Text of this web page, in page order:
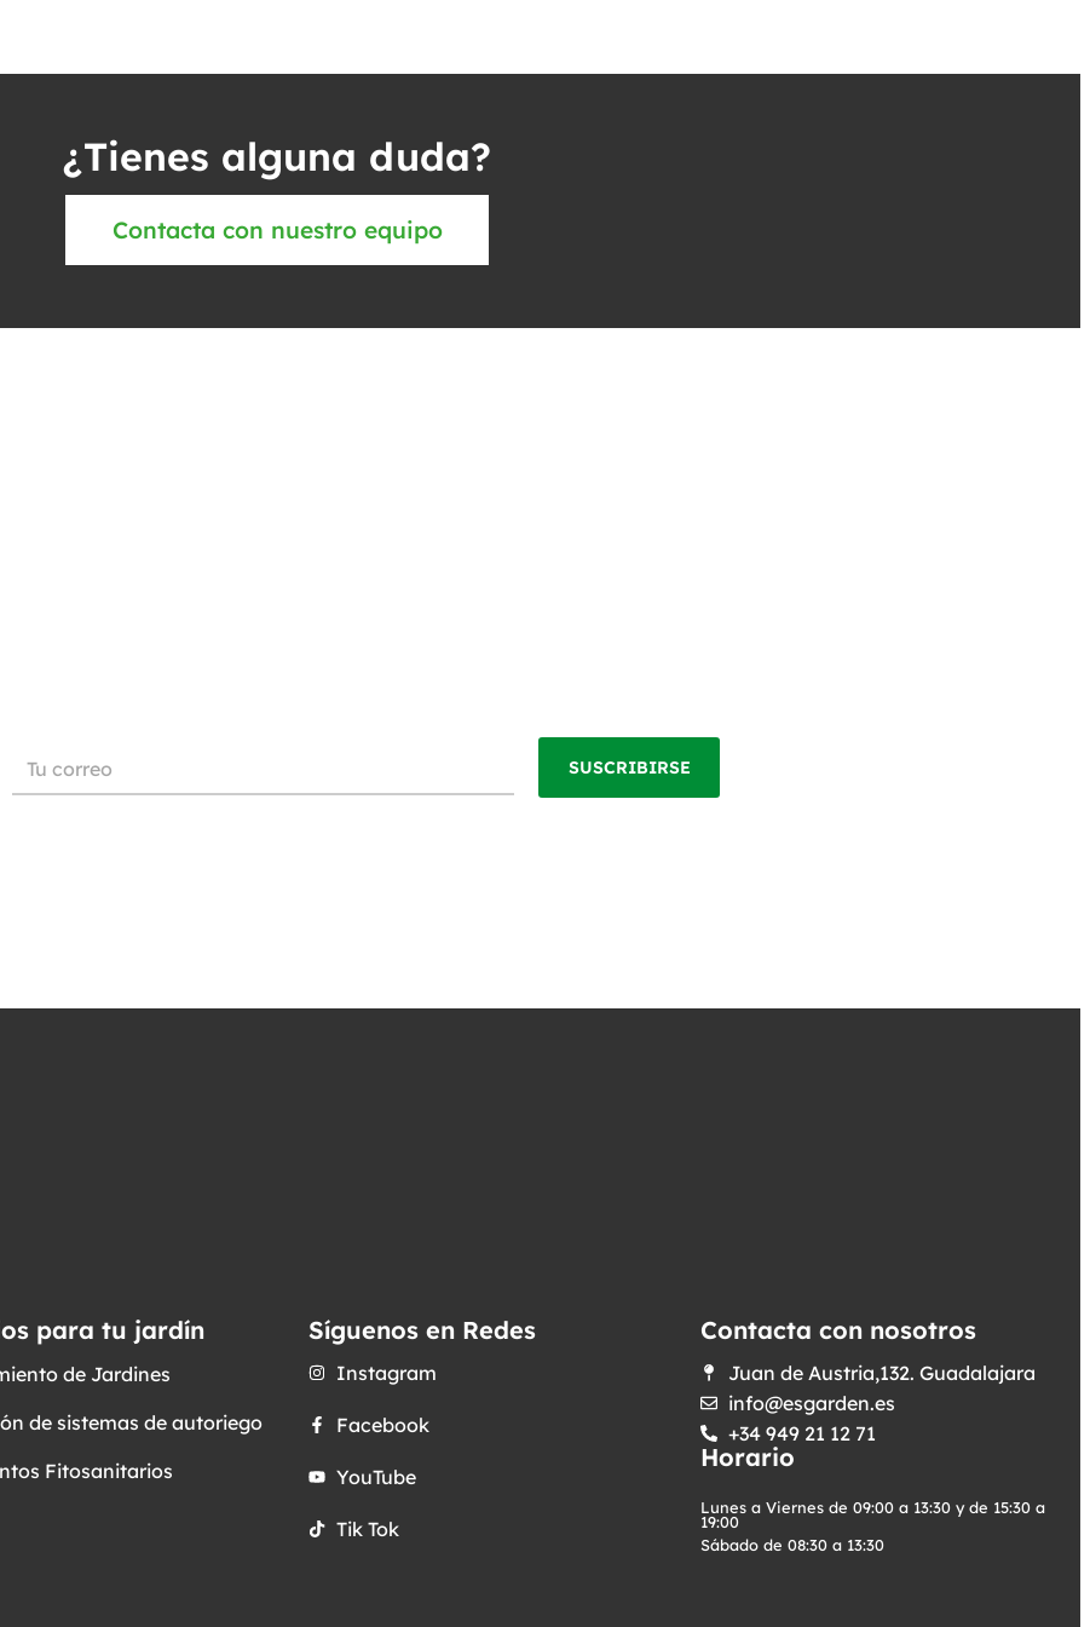
¿Tienes alguna duda?
Contacta con nuestro equipo
SUSCRIBIRSE
para tu jardín
de Jardines
de sistemas de autoriego
Fitosanitarios
Síguenos en Redes
Instagram
Facebook
YouTube
Tik Tok
Contacta con nosotros
Juan de Austria,132. Guadalajara
info@esgarden.es
+34 949 21 12 71
Horario
Lunes a Viernes de 09:00 a 13:30 y de 15:30 a
19:00
Sábado de 08:30 a 13:30